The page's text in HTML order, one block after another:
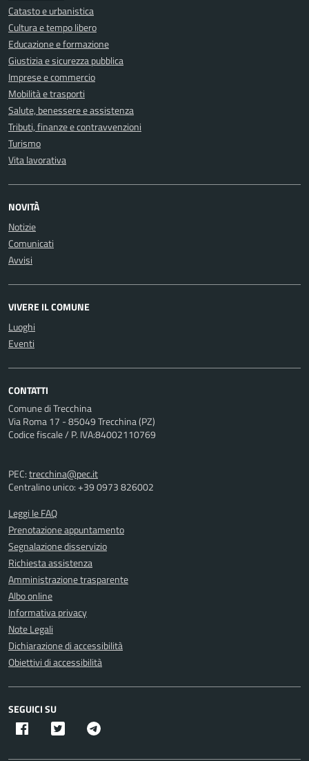
Catasto e urbanistica
Cultura e tempo libero
Educazione e formazione
Giustizia e sicurezza pubblica
Imprese e commercio
Mobilità e trasporti
Salute, benessere e assistenza
Tributi, finanze e contravvenzioni
Turismo
Vita lavorativa
NOVITÀ
Notizie
Comunicati
Avvisi
VIVERE IL COMUNE
Luoghi
Eventi
CONTATTI
Comune di Trecchina
Via Roma 17 - 85049 Trecchina (PZ)
Codice fiscale / P. IVA:84002110769
PEC:trecchina@pec.it
Centralino unico: +39 0973 826002
Leggi le FAQ
Prenotazione appuntamento
Segnalazione disservizio
Richiesta assistenza
Amministrazione trasparente
Albo online
Informativa privacy
Note Legali
Dichiarazione di accessibilità
Obiettivi di accessibilità
SEGUICI SU
Facebook Twitter X